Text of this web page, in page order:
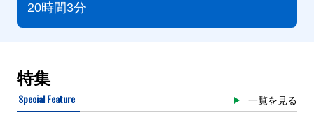
20時間3分
特集
Special Feature 一覧を見る